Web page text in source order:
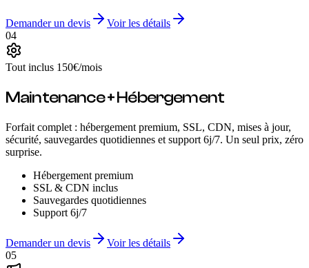
Demander un devis
Voir les détails
04
Tout inclus 150€/mois
Maintenance + Hébergement
Forfait complet : hébergement premium, SSL, CDN, mises à jour,
sécurité, sauvegardes quotidiennes et support 6j/7. Un seul prix, zéro
surprise.
Hébergement premium
SSL & CDN inclus
Sauvegardes quotidiennes
Support 6j/7
Demander un devis
Voir les détails
05